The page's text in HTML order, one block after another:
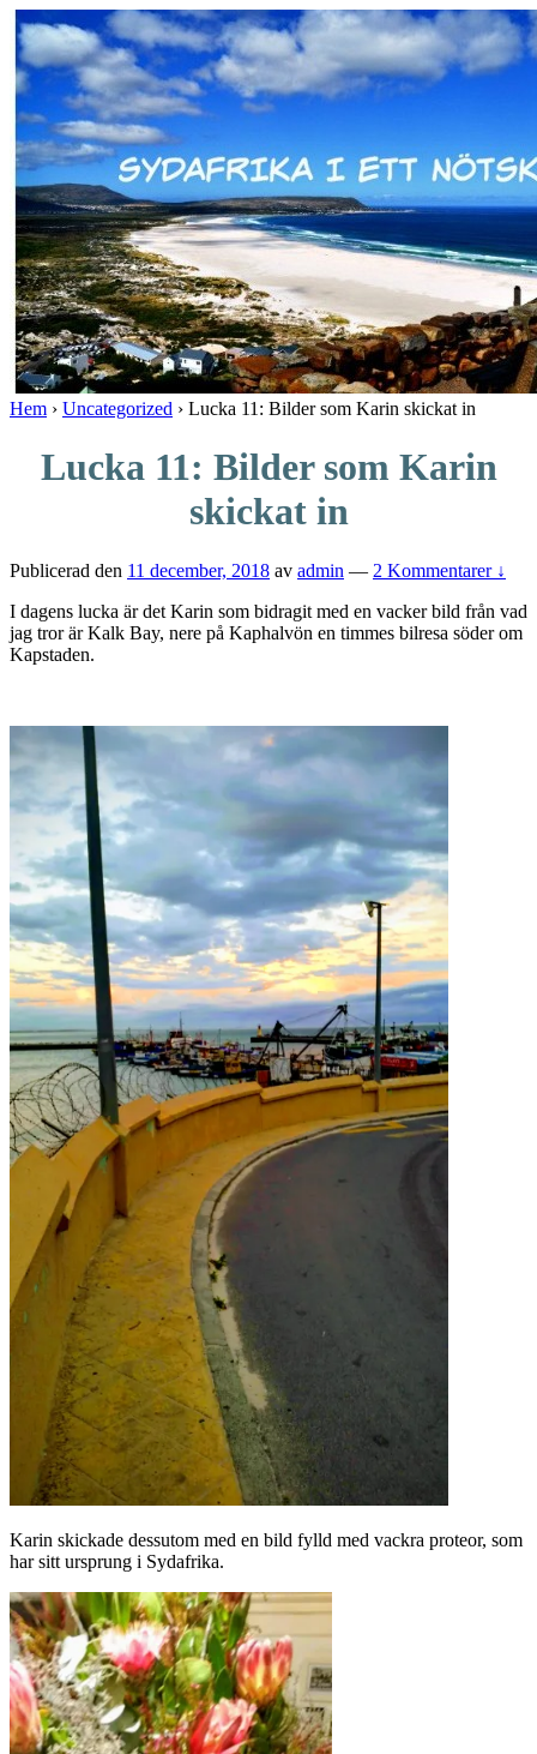
Skip
to
Main
Content
Hem › Uncategorized › Lucka 11: Bilder som Karin skickat in
Lucka 11: Bilder som Karin
skickat in
Publicerad den 11 december, 2018 av admin — 2 Kommentarer ↓
I dagens lucka är det Karin som bidragit med en vacker bild från vad
jag tror är Kalk Bay, nere på Kaphalvön en timmes bilresa söder om
Kapstaden.
Karin skickade dessutom med en bild fylld med vackra proteor, som
har sitt ursprung i Sydafrika.